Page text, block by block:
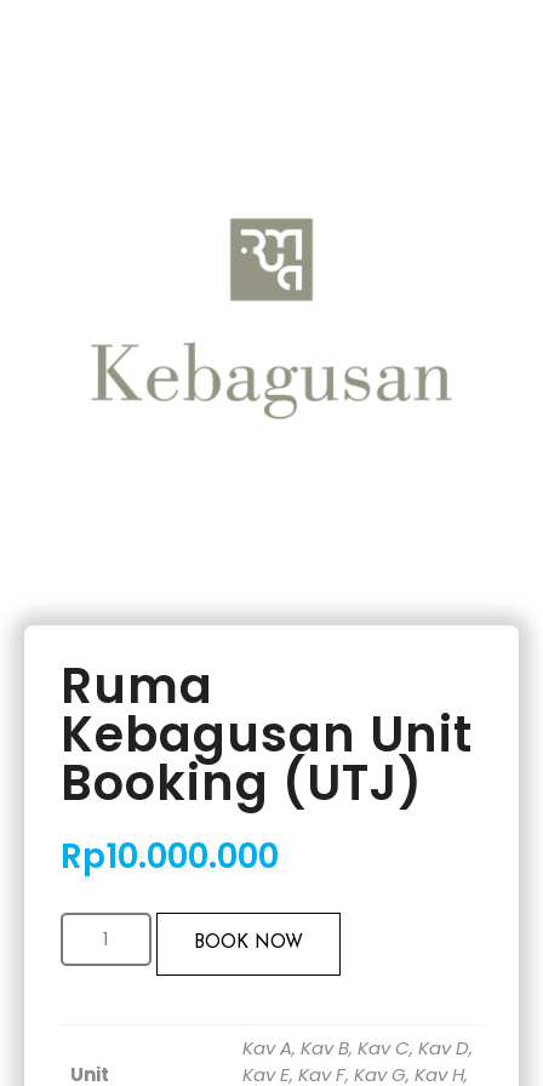
Ruma
Kebagusan Unit
Booking (UTJ)
Rp10.000.000
BOOK NOW
Unit
Kav A, Kav B, Kav C, Kav D,
Kav E, Kav F, Kav G, Kav H,